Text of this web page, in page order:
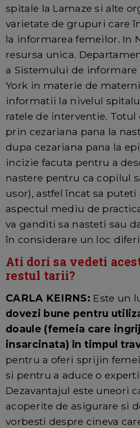
spitale la Lamaze si alte
varietate de grupuri care
la informarea femeilor. In
resursa unica.
a Sistemului de
York in materie de
informatii la nivelul
ratele de interventie. Totul
prin cezariana pana la
dupa cezariana pana la
incizie facuta pentru a
nastere pentru ca copilul
usor), astfel încat sa puteti
aspectul mediu de
va ganditi sa nasteti sau
în considerare un loc
Ati dori sa vedeti
restul tarii?
CARLA KEIRNS: Este un
dovezi bune pentru
doaule (femeia care
insarcinata) în timpul
pentru a oferi sprijin
si pentru a aduce o
Dezavantajul este uneori
acoperite de asigurare si
vorbesti despre cineva